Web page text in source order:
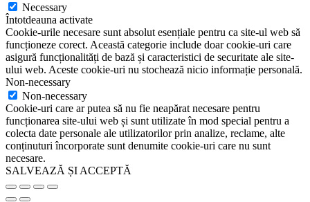
Necessary
Întotdeauna activate
Cookie-urile necesare sunt absolut esențiale pentru ca site-ul web să
funcționeze corect. Această categorie include doar cookie-uri care
asigură funcționalități de bază și caracteristici de securitate ale site-
ului web. Aceste cookie-uri nu stochează nicio informație personală.
Non-necessary
Non-necessary
Cookie-uri care ar putea să nu fie neapărat necesare pentru
funcționarea site-ului web și sunt utilizate în mod special pentru a
colecta date personale ale utilizatorilor prin analize, reclame, alte
conținuturi încorporate sunt denumite cookie-uri care nu sunt
necesare.
SALVEAZĂ ȘI ACCEPTĂ